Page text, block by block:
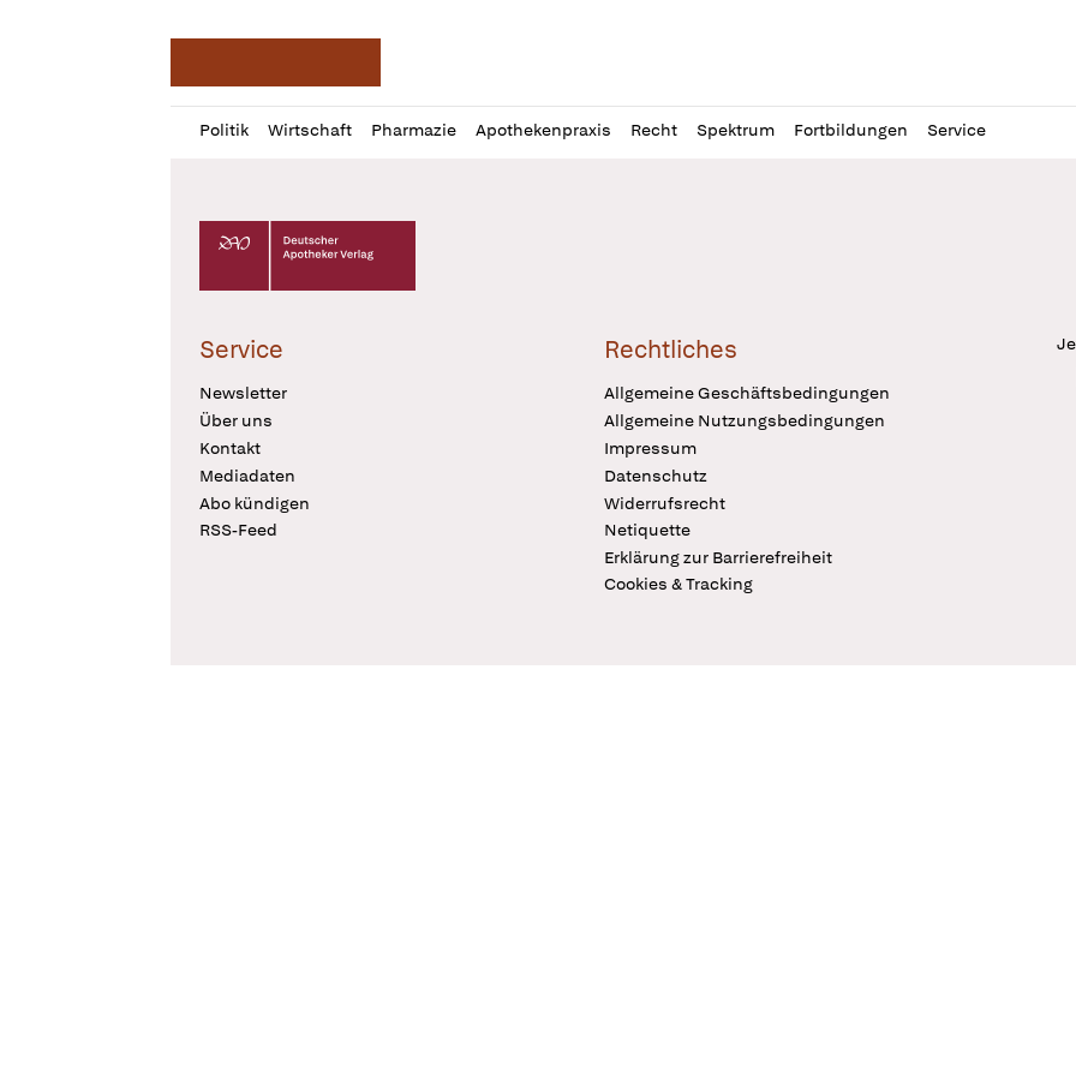
Politik Wirtschaft Pharmazie Apothekenpraxis Recht Spektrum Fortbildungen Service
Profil
öffnen
Daz
Pur
Deutscher Apotheker Verlag Logo
Service
Newsletter
Über uns
Kontakt
Mediadaten
Abo kündigen
RSS-Feed
Rechtliches
Allgemeine Geschäftsbedingungen
Allgemeine Nutzungsbedingungen
Impressum
Datenschutz
Widerrufsrecht
Netiquette
Erklärung zur Barrierefreiheit
Cookies & Tracking